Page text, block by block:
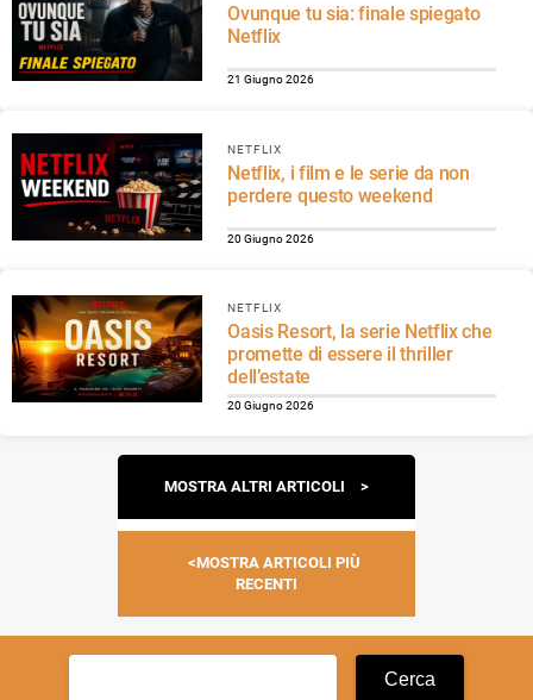
Ovunque tu sia: finale spiegato
Netflix
21 Giugno 2026
NETFLIX
Netflix, i film e le serie da non
perdere questo weekend
20 Giugno 2026
NETFLIX
Oasis Resort, la serie Netflix che
promette di essere il thriller
dell’estate
20 Giugno 2026
Navigazione
articoli
MOSTRA ALTRI ARTICOLI
MOSTRA ARTICOLI PIÙ
RECENTI
Ricerca